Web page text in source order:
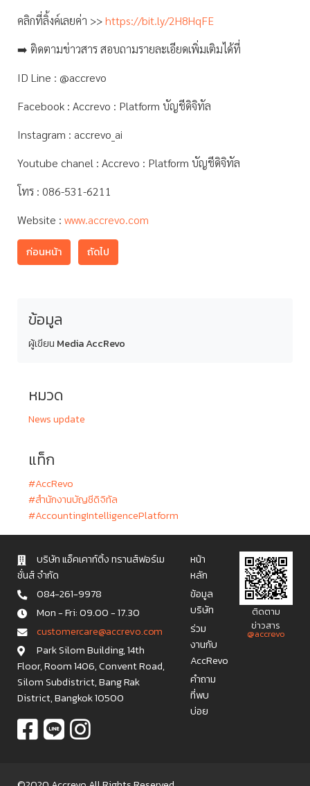
คลิกที่ลิ้งค์เลยค่า >>https://bit.ly/2H8HqFE
➡️ ติดตามข่าวสาร สอบถามรายละเอียดเพิ่มเติมได้ที่
ID Line : @accrevo
Facebook : Accrevo : Platform บัญชีดิจิทัล
Instagram : accrevo_ai
Youtube chanel : Accrevo : Platform บัญชีดิจิทัล
โทร : 086-531-6211
Website : www.accrevo.com
ก่อนหน้า ถัดไป
ข้อมูล
ผู้เขียน Media AccRevo
หมวด
News update
แท็ก
#AccRevo
#สำนักงานบัญชีดิจิทัล
#AccountingIntelligencePlatform
บริษัท แอ็คเคาท์ติ้ง ทรานส์ฟอร์เม
ชั่นส์ จำกัด
084-261-9978
Mon - Fri: 09.00 - 17.30
c u s t o m e r c a r e @ a c c r e v o . c o m
Park Silom Building, 14th
Floor, Room 1406, Convent Road,
Silom Subdistrict, Bang Rak
District, Bangkok 10500
หน้า
หลัก
ข้อมูล
บริษัท
ร่วม
งานกับ
AccRevo
คำถาม
ที่พบ
บ่อย
ติดตาม
ข่าวสาร
@accrevo